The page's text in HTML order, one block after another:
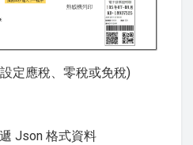
定應稅、零稅或免稅)
Json 格式資料